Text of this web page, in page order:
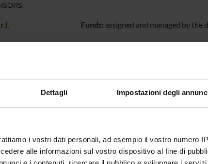
Dettagli Impostazioni degli
i vostri dati personali, ad esempio il vostro numero
alle informazioni sul vostro dispositivo al fine di
Funds: assigned and managed by the
Associate Professor
Artificiale
intelligence